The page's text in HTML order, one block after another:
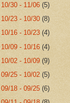
10/30 - 11/06(5)
10/23 - 10/30(8)
10/16 - 10/23(4)
10/09 - 10/16(4)
10/02 - 10/09(9)
09/25 - 10/02(5)
09/18 - 09/25(6)